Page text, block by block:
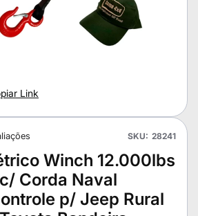
SKU 28241
Winch 12.000lbs
Corda Naval
p/ Jeep Rural
Link